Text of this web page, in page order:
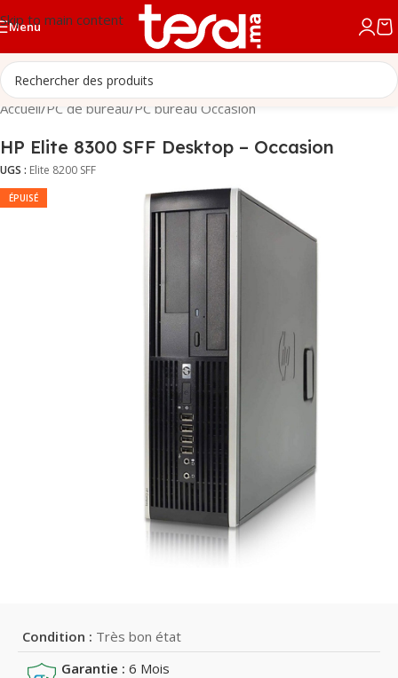
Skip to main content
Menu
Accueil/PC de bureau/PC bureau Occasion
HP Elite 8300 SFF Desktop – Occasion
UGS : Elite 8200 SFF
ÉPUISÉ
Condition : Très bon état
Garantie : 6 Mois